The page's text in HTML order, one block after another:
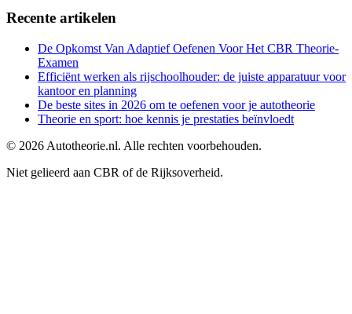
Recente artikelen
De Opkomst Van Adaptief Oefenen Voor Het CBR Theorie-
Examen
Efficiënt werken als rijschoolhouder: de juiste apparatuur voor
kantoor en planning
De beste sites in 2026 om te oefenen voor je autotheorie
Theorie en sport: hoe kennis je prestaties beïnvloedt
© 2026 Autotheorie.nl. Alle rechten voorbehouden.
Niet gelieerd aan CBR of de Rijksoverheid.